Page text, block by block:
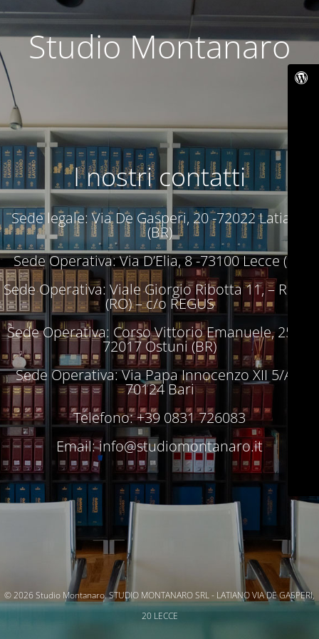
Studio Montanaro
I nostri contatti
Sede legale: Via De Gasperi, 20 -72022 Latiano
(BR)
Sede Operativa: Via D’Elia, 8 -73100 Lecce (LE)
Sede Operativa: Viale Giorgio Ribotta 11, – Roma
(RO) – c/o REGUS
Sede Operativa: Corso Vittorio Emanuele, 250 –
72017 Ostuni (BR)
Sede Operativa: Via Papa Innocenzo XII 5/A –
70124 Bari
Telefono: +39 0831 726083
Email:info@studiomontanaro.it
© 2026 Studio Montanaro. STUDIO MONTANARO SRL - LATIANO VIA DE GASPERI,
20 LECCE